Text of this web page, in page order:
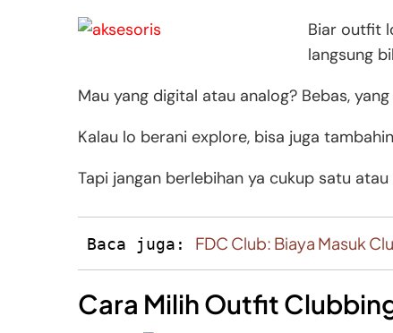
Biar outfit
langsung
Mau yang digital atau analog? Bebas,
Kalau lo berani explore, bisa juga
Tapi jangan berlebihan ya cukup satu
Baca juga: FDC Club: Biaya Masuk
Cara Milih Outfit